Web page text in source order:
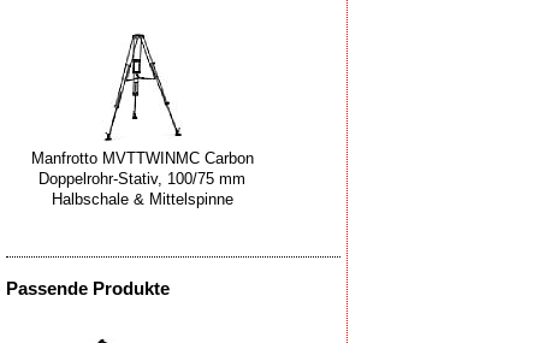
Manfrotto MVTTWINMC Carbon
Doppelrohr-Stativ, 100/75 mm
Halbschale & Mittelspinne
Passende Produkte